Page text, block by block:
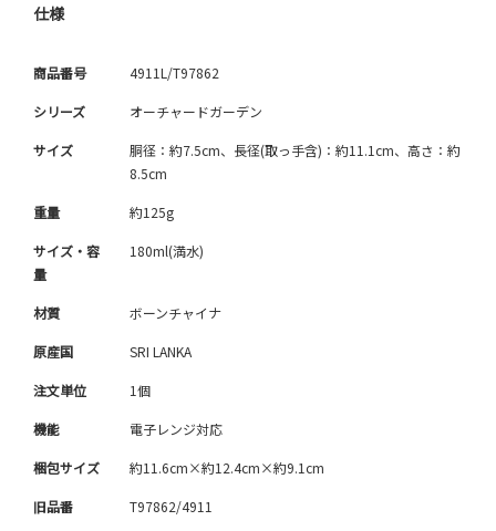
仕様
商品番号 4911L/T97862
シリーズ オーチャードガーデン
サイズ
胴径：約7.5cm、長径(取っ手含)：約11.1cm、高さ：約
8.5cm
重量 約125g
サイズ・容
量
180ml(満水)
材質 ボーンチャイナ
原産国 SRI LANKA
注文単位 1個
機能 電子レンジ対応
梱包サイズ 約11.6cm×約12.4cm×約9.1cm
旧品番 T97862/4911